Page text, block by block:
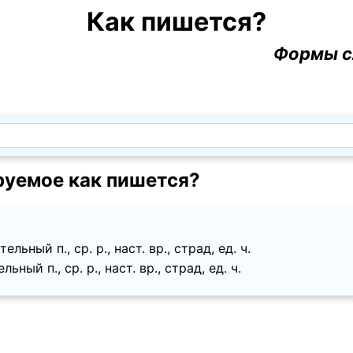
Как пишется?
Формы
как пишется?
п., ср. p., наст. вр., страд, ед. ч.
п., ср. p., наст. вр., страд, ед. ч.